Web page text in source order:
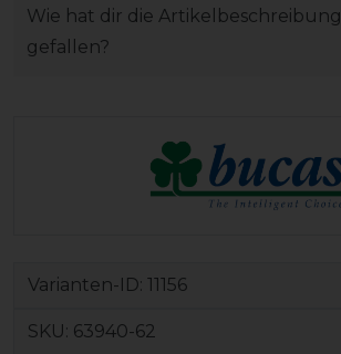
Wie hat dir die Artikelbeschreibung
gefallen?
Varianten-ID: 11156
SKU: 63940-62